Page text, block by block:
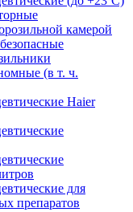
камерой
(в т. ч.
Haier
для
препаратов